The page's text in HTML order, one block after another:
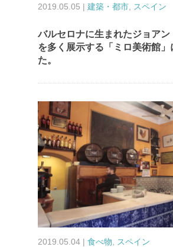
2019.05.05 | 建築・都市 スペイン
バルセロナに生まれたジョアン
を多く展示する「ミロ美術館」
た。
2019.05.04 | 食べ物 スペイン